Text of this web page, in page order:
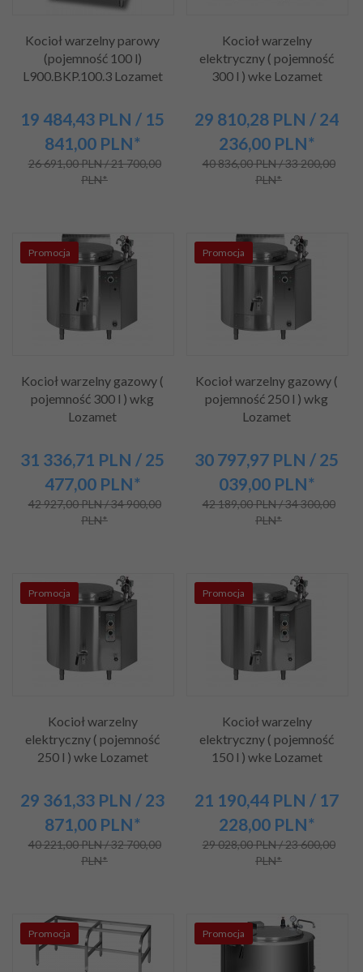
Kocioł warzelny parowy
(pojemność 100 l)
L900.BKP.100.3 Lozamet
19 484,43 PLN / 15
841,00 PLN*
26 691,00 PLN / 21 700,00
PLN*
Kocioł warzelny
elektryczny ( pojemność
300 l ) wke Lozamet
29 810,28 PLN / 24
236,00 PLN*
40 836,00 PLN / 33 200,00
PLN*
Promocja
Kocioł warzelny gazowy (
pojemność 300 l ) wkg
Lozamet
31 336,71 PLN / 25
477,00 PLN*
42 927,00 PLN / 34 900,00
PLN*
Promocja
Kocioł warzelny gazowy (
pojemność 250 l ) wkg
Lozamet
30 797,97 PLN / 25
039,00 PLN*
42 189,00 PLN / 34 300,00
PLN*
Promocja
Kocioł warzelny
elektryczny ( pojemność
250 l ) wke Lozamet
29 361,33 PLN / 23
871,00 PLN*
40 221,00 PLN / 32 700,00
PLN*
Promocja
Kocioł warzelny
elektryczny ( pojemność
150 l ) wke Lozamet
21 190,44 PLN / 17
228,00 PLN*
29 028,00 PLN / 23 600,00
PLN*
Promocja Promocja